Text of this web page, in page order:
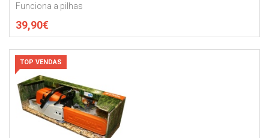
Funciona a pilhas
39,90€
TOP VENDAS